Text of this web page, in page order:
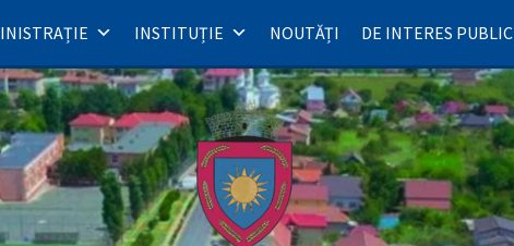
INSTITUȚIE NOUTĂȚI DE INTERES PUBLIC